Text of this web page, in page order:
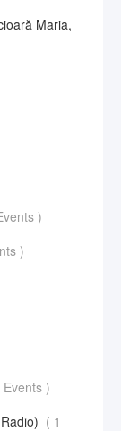
Maria,
)
)
Events )
( 1